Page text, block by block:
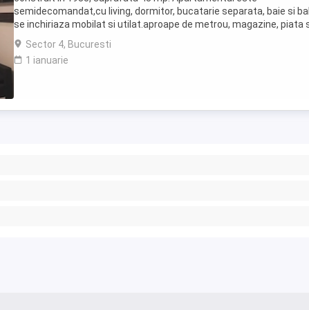
semidecomandat,cu living, dormitor, bucatarie separata, baie si
se inchiriaza mobilat si utilat.aproape de metrou, magazine, piata
mijloace de transport in comun. Sunati ...
Sector 4, Bucuresti
1 ianuarie